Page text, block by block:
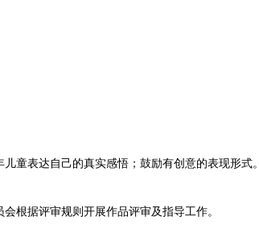
童表达自己的真实感悟；鼓励有创意的表现形式。
根据评审规则开展作品评审及指导工作。